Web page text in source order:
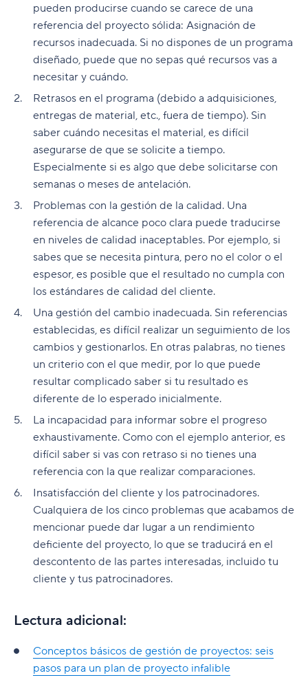
pueden producirse cuando se carece de una
referencia del proyecto sólida: Asignación de
recursos inadecuada. Si no dispones de un programa
diseñado, puede que no sepas qué recursos vas a
necesitar y cuándo.
Retrasos en el programa (debido a adquisiciones,
entregas de material, etc., fuera de tiempo). Sin
saber cuándo necesitas el material, es difícil
asegurarse de que se solicite a tiempo.
Especialmente si es algo que debe solicitarse con
semanas o meses de antelación.
Problemas con la gestión de la calidad. Una
referencia de alcance poco clara puede traducirse
en niveles de calidad inaceptables. Por ejemplo, si
sabes que se necesita pintura, pero no el color o el
espesor, es posible que el resultado no cumpla con
los estándares de calidad del cliente.
Una gestión del cambio inadecuada. Sin referencias
establecidas, es difícil realizar un seguimiento de los
cambios y gestionarlos. En otras palabras, no tienes
un criterio con el que medir, por lo que puede
resultar complicado saber si tu resultado es
diferente de lo esperado inicialmente.
La incapacidad para informar sobre el progreso
exhaustivamente. Como con el ejemplo anterior, es
difícil saber si vas con retraso si no tienes una
referencia con la que realizar comparaciones.
Insatisfacción del cliente y los patrocinadores.
Cualquiera de los cinco problemas que acabamos de
mencionar puede dar lugar a un rendimiento
deficiente del proyecto, lo que se traducirá en el
descontento de las partes interesadas, incluido tu
cliente y tus patrocinadores.
Lectura adicional:
Conceptos básicos de gestión de proyectos: seis
pasos para un plan de proyecto infalible